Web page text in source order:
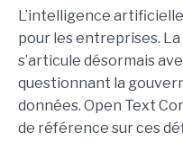
L’intelligence
pour les entreprises.
s’articule désormais
questionnant la
données. Open Text
de référence sur ces